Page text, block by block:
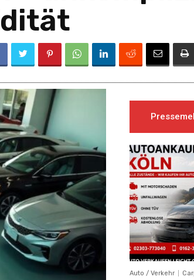
Auto / Verkehr